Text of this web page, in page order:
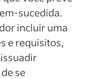
sucedida.
incluir uma
e requisitos,
se